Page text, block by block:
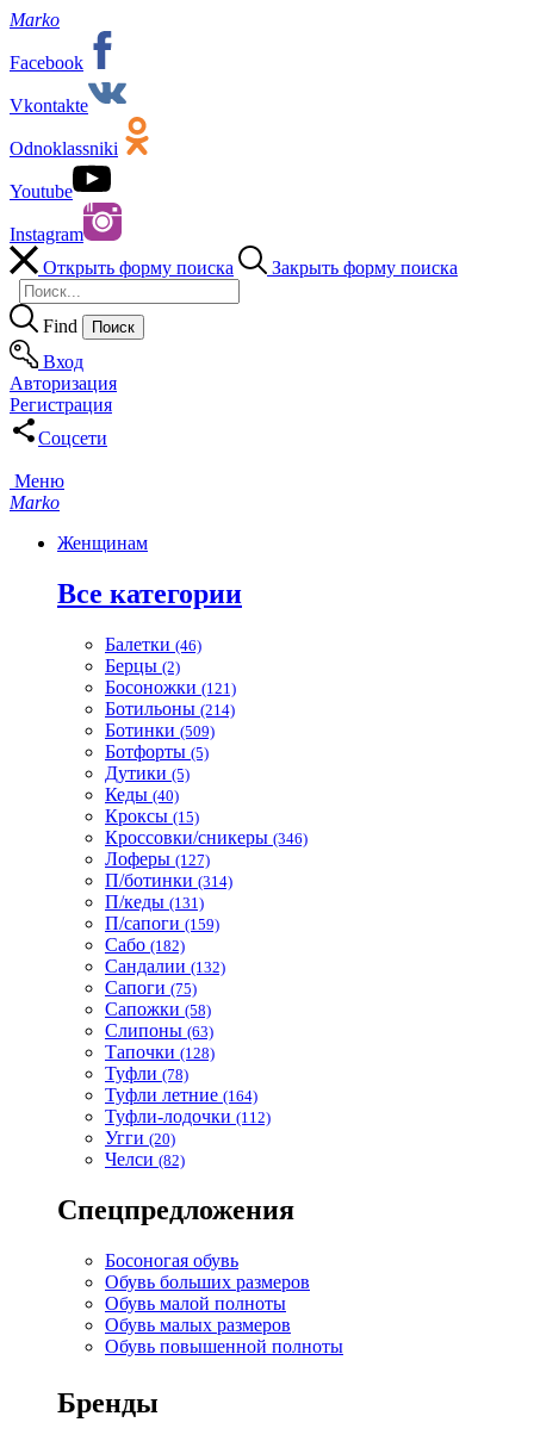
Marko
Facebook
Vkontakte
Odnoklassniki
Youtube
Instagram
Открыть форму поиска
Закрыть форму поиска
Find
Вход
Авторизация
Регистрация
Соцсети
Меню
Marko
Женщинам
Все категории
Балетки (46)
Берцы (2)
Босоножки (121)
Ботильоны (214)
Ботинки (509)
Ботфорты (5)
Дутики (5)
Кеды (40)
Кроксы (15)
Кроссовки/сникеры (346)
Лоферы (127)
П/ботинки (314)
П/кеды (131)
П/сапоги (159)
Сабо (182)
Сандалии (132)
Сапоги (75)
Сапожки (58)
Слипоны (63)
Тапочки (128)
Туфли (78)
Туфли летние (164)
Туфли-лодочки (112)
Угги (20)
Челси (82)
Спецпредложения
Босоногая обувь
Обувь больших размеров
Обувь малой полноты
Обувь малых размеров
Обувь повышенной полноты
Бренды